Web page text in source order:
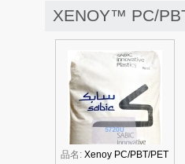
XENOY™ PC/
品名:Xenoy PC/PBT/PET